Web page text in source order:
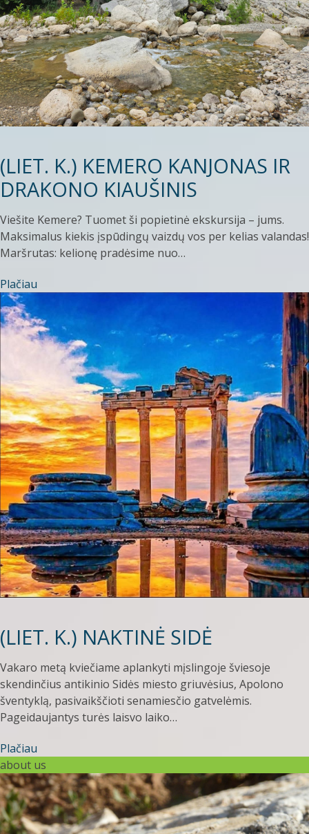
(LIET. K.) KEMERO KANJONAS IR
DRAKONO KIAUŠINIS
Viešite Kemere? Tuomet ši popietinė ekskursija – jums.
Maksimalus kiekis įspūdingų vaizdų vos per kelias valandas!
Maršrutas: kelionę pradėsime nuo…
Plačiau
(LIET. K.) NAKTINĖ SIDĖ
Vakaro metą kviečiame aplankyti mįslingoje šviesoje
skendinčius antikinio Sidės miesto griuvėsius, Apolono
šventyklą, pasivaikščioti senamiesčio gatvelėmis.
Pageidaujantys turės laisvo laiko…
Plačiau
about us